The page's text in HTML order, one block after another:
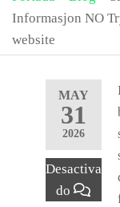
Informasjon NO
website
MAY
31
2026
Desactiva
do